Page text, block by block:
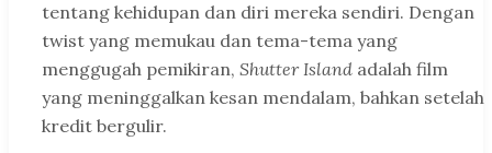
tentang kehidupan dan diri mereka sendiri. Dengan
twist yang memukau dan tema-tema yang
menggugah pemikiran, Shutter Island adalah film
yang meninggalkan kesan mendalam, bahkan setelah
kredit bergulir.